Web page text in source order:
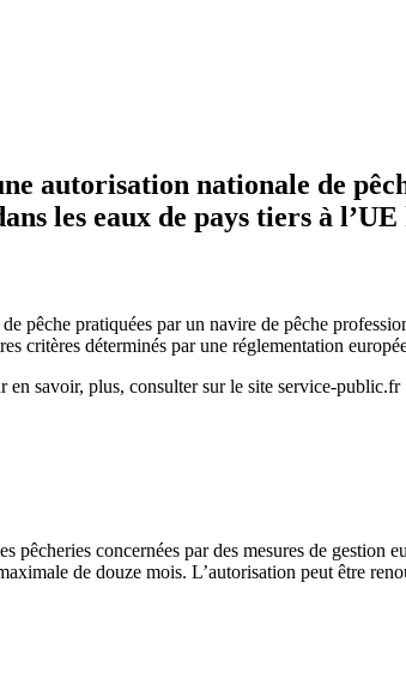
autorisation nationale de
les eaux de pays tiers à
pêche pratiquées par un navire de pêche
critères déterminés par une réglementation
en savoir, plus, consulter sur le site service-public.fr
concernées par des mesures de gestion
de douze mois. L’autorisation peut être